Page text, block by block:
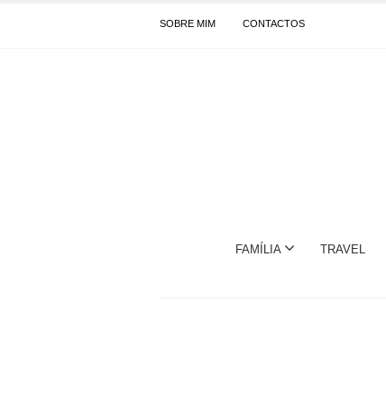
SOBRE MIM CONTACTOS
FAMÍLIA TRAVEL